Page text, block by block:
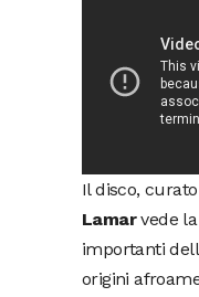
Il disco,
Lamarvede
importanti
origini